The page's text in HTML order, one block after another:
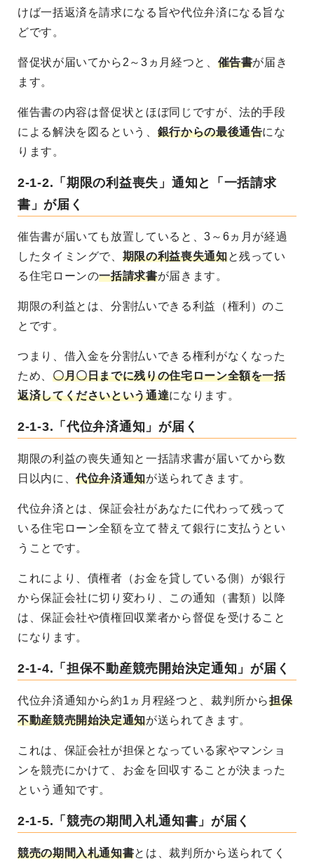
けば一括返済を請求になる旨や代位弁済になる旨な
どです。
督促状が届いてから2～3ヵ月経つと、 催告書が届き
ます。
催告書の内容は督促状とほぼ同じですが、法的手段
による解決を図るという、 銀行からの最後通告にな
ります。
2-1-2.「期限の利益喪失」通知と「一括請求
書」が届く
催告書が届いても放置していると、3～6ヵ月が経過
したタイミングで、 期限の利益喪失通知と残ってい
る住宅ローンの一括請求書が届きます。
期限の利益とは、分割払いできる利益（権利）のこ
とです。
つまり、借入金を分割払いできる権利がなくなった
ため、 〇月〇日までに残りの住宅ローン全額を一括
返済してくださいという通達になります。
2-1-3.「代位弁済通知」が届く
期限の利益の喪失通知と一括請求書が届いてから数
日以内に、代位弁済通知が送られてきます。
代位弁済とは、保証会社があなたに代わって残って
いる住宅ローン全額を立て替えて銀行に支払うとい
うことです。
これにより、債権者（お金を貸している側）が銀行
から保証会社に切り変わり、この通知（書類）以降
は、保証会社や債権回収業者から督促を受けること
になります。
2-1-4.「担保不動産競売開始決定通知」が届く
代位弁済通知から約1ヵ月程経つと、裁判所から担保
不動産競売開始決定通知が送られてきます。
これは、保証会社が担保となっている家やマンショ
ンを競売にかけて、お金を回収することが決まった
という通知です。
2-1-5.「競売の期間入札通知書」が届く
競売の期間入札通知書とは、裁判所から送られてく